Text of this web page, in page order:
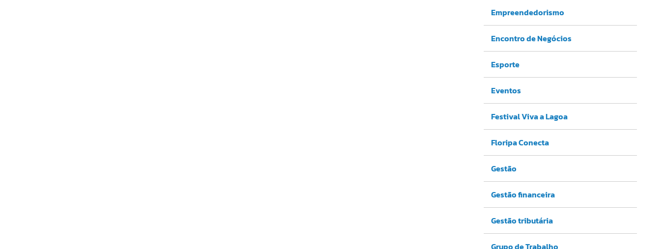
Empreendedorismo
Encontro de Negócios
Esporte
Eventos
Festival Viva a Lagoa
Floripa Conecta
Gestão
Gestão financeira
Gestão tributária
Grupo de Trabalho